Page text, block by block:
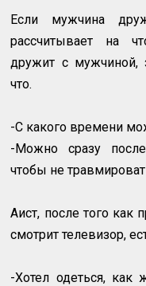
Если мужчина
рассчитывает на
дружит с мужчиной,
что.
-С какого времени
-Можно сразу
чтобы не
Аист, после того как
смотрит телевизор,
-Хотел одеться, как